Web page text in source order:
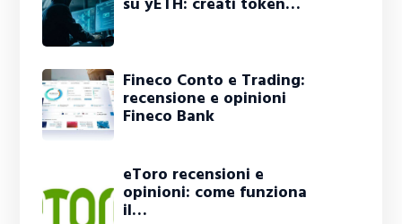
Fineco Conto e Trading:
recensione e opinioni
Fineco Bank
eToro recensioni e
opinioni: come funziona
il…